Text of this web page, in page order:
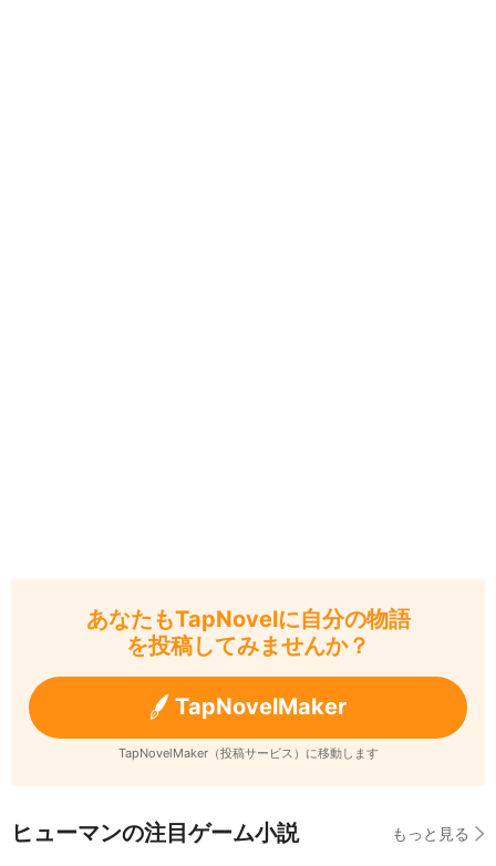
あなたもTapNovelに自分の物語
を投稿してみませんか？
TapNovelMaker
TapNovelMaker（投稿サービス）に移動します
ヒューマンの注目ゲーム小説 もっと見る